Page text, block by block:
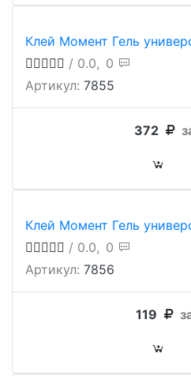
Клей Момент Гель
/ 0.0, 0
Артикул: 7855
372
Клей Момент Гель
/ 0.0, 0
Артикул: 7856
119